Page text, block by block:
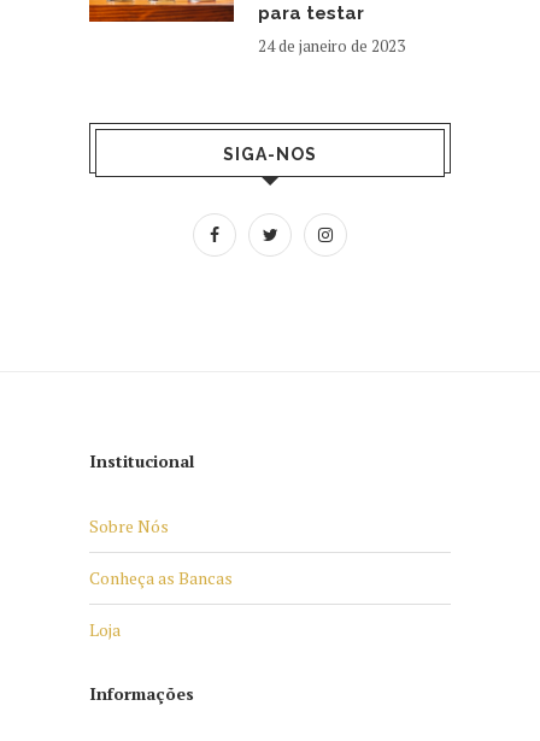
para testar
24 de janeiro de 2023
SIGA-NOS
Institucional
Sobre Nós
Conheça as Bancas
Loja
Informações